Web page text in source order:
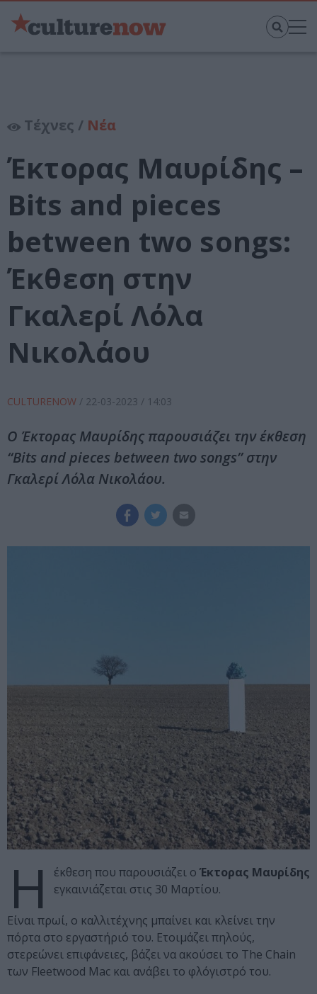
Τέχνες / Νέα
Έκτορας Μαυρίδης –
Bits and pieces
between two songs:
Έκθεση στην
Γκαλερί Λόλα
Νικολάου
CULTURENOW / 22-03-2023 / 14:03
Ο Έκτορας Μαυρίδης παρουσιάζει την έκθεση
“Bits and pieces between two songs” στην
Γκαλερί Λόλα Νικολάου.
Η έκθεση που παρουσιάζει ο Έκτορας Μαυρίδης
εγκαινιάζεται στις 30 Μαρτίου.
Είναι πρωί, ο καλλιτέχνης μπαίνει και κλείνει την
πόρτα στο εργαστήριό του. Ετοιμάζει πηλούς,
στερεώνει επιφάνειες, βάζει να ακούσει το The Chain
των Fleetwood Mac και ανάβει το φλόγιστρό του.